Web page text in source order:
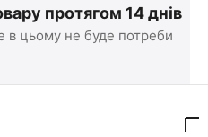
протягом 14 днів
в цьому не буде потреби